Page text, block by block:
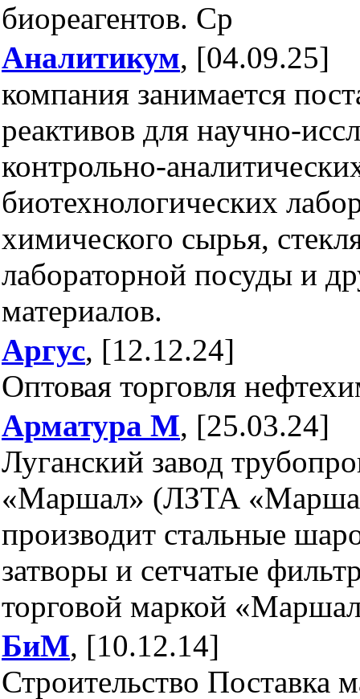
биореагентов. Ср
Аналитикум, [04.09.25]
компания занимается
реактивов для научно-
контрольно-
биотехнологических
химического сырья,
лабораторной посуды и
материалов.
Аргус, [12.12.24]
Оптовая торговля
Арматура М, [25.03.24]
Луганский завод
«Маршал» (ЛЗТА
производит стальные
затворы и сетчатые
торговой маркой
БиМ, [10.12.14]
Строительство Поставка